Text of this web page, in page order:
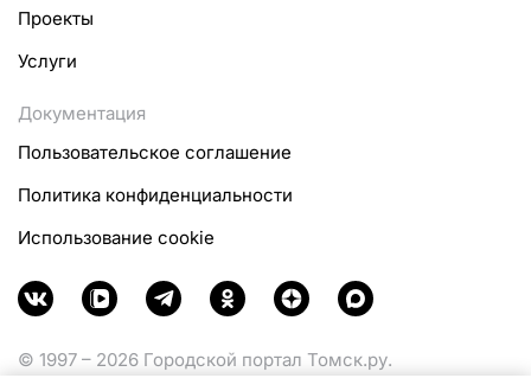
Проекты
Услуги
Документация
Пользовательское соглашение
Политика конфиденциальности
Использование cookie
© 1997 – 2026 Городской портал Томск.ру.